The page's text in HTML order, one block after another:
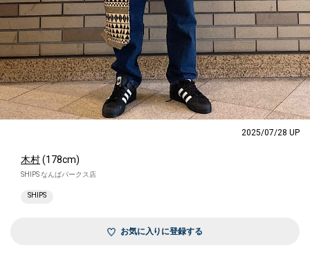
2025/07/28 UP
木村(178cm)
SHIPS なんばパークス店
SHIPS
お気に入りに登録する